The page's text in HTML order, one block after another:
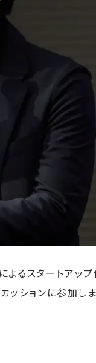
よるスタートア
ッションに参加